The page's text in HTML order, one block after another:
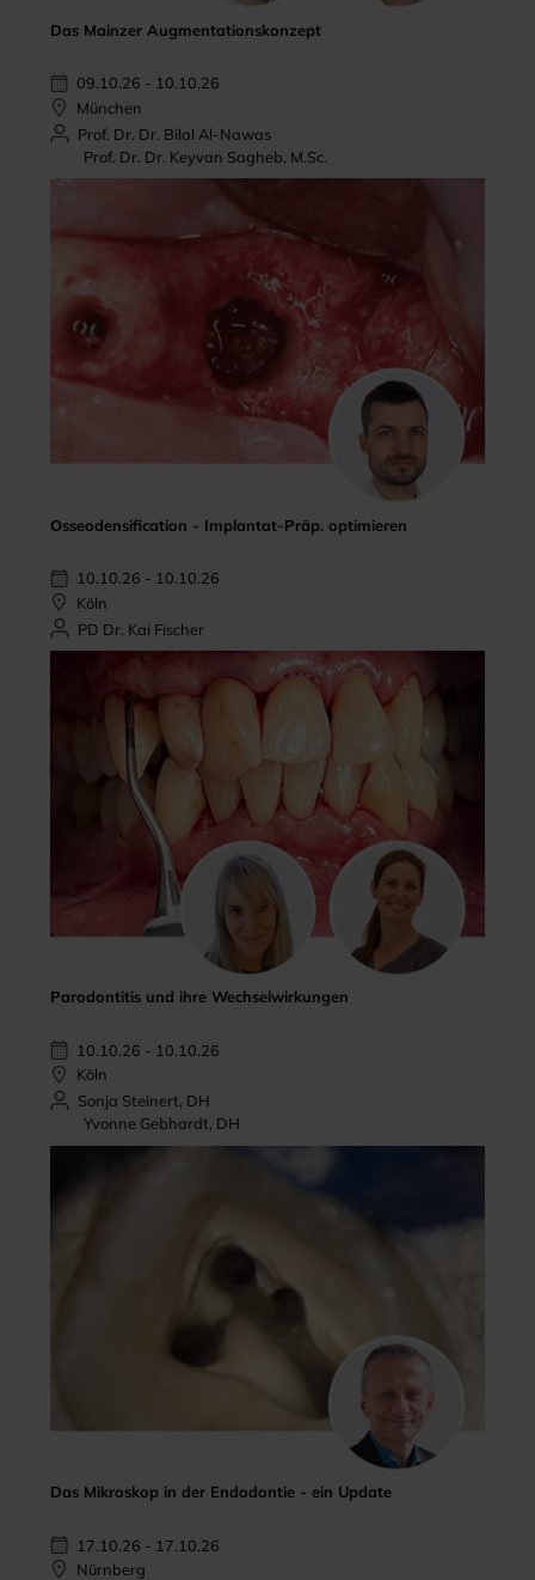
Das Mainzer Augmentationskonzept
09.10.26 - 10.10.26
München
Prof. Dr. Dr. Bilal Al-Nawas
Prof. Dr. Dr. Keyvan Sagheb, M.Sc.
Osseodensification - Implantat-Präp. optimieren
10.10.26 - 10.10.26
Köln
PD Dr. Kai Fischer
Parodontitis und ihre Wechselwirkungen
10.10.26 - 10.10.26
Köln
Sonja Steinert, DH
Yvonne Gebhardt, DH
Das Mikroskop in der Endodontie - ein Update
17.10.26 - 17.10.26
Nürnberg